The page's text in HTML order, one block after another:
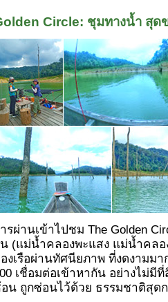
Circle: ชุมทางน้ำ สุด
รผ่านเข้าไปชม The Golden
(แม่น้ำคลองพะแสง แม่น้ำคล
งเรือผ่านทัศนียภาพ ที่งดงามมา
เชื่อมต่อเข้าหากัน อย่างไม่มี
น ถูกซ่อนไว้ด้วย ธรรมชาติสุด